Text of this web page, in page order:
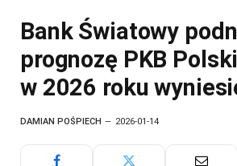
Bank Światowy
prognozę PKB
w 2026 roku
DAMIAN POŚPIECH 2026-01-14